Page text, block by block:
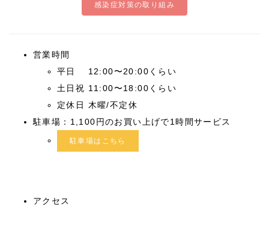
感染症対策の取り組み
営業時間
平日 12:00〜20:00くらい
土日祝 11:00〜18:00くらい
定休日 木曜/不定休
駐車場：1,100円のお買い上げで1時間サービス
駐車場はこちら
アクセス